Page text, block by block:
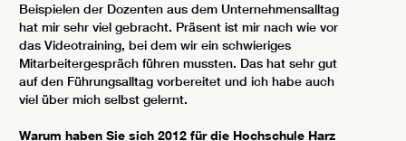
Beispielen der Dozenten aus dem Unternehmensalltag
hat mir sehr viel gebracht. Präsent ist mir nach wie vor
das Videotraining, bei dem wir ein schwieriges
Mitarbeitergespräch führen mussten. Das hat sehr gut
auf den Führungsalltag vorbereitet und ich habe auch
viel über mich selbst gelernt.
Warum haben Sie sich 2012 für die Hochschule Harz